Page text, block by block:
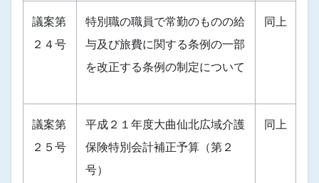
議案第
２４号
特別職の職員で常勤のものの給
与及び旅費に関する条例の一部
を改正する条例の制定について
同上
議案第
２５号
平成２１年度大曲仙北広域介護
保険特別会計補正予算（第２
号）
同上